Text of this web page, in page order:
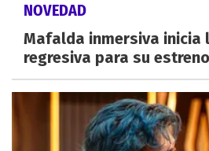
NOVEDAD
Mafalda inmersiva inicia
regresiva para su